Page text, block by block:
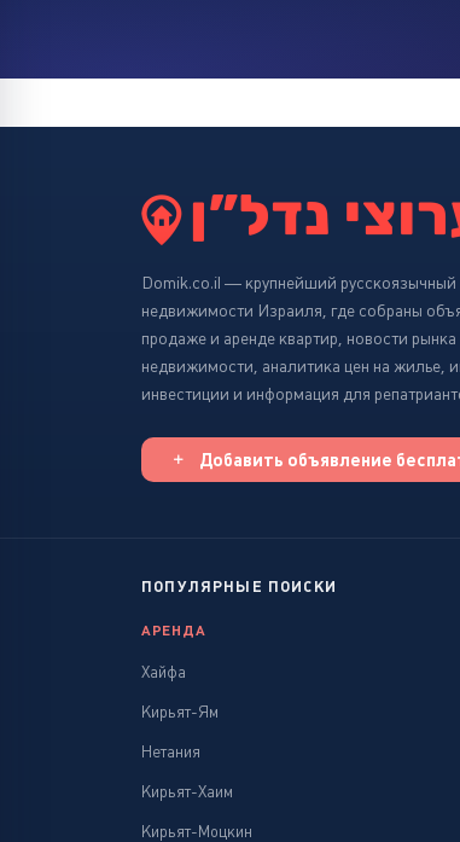
Domik.co.il — крупнейший русскоязычный
недвижимости Израиля, где собраны
продаже и аренде квартир, новости рынка
недвижимости, аналитика цен на жилье,
инвестиции и информация для
Добавить объявление
ПОПУЛЯРНЫЕ ПОИСКИ
АРЕНДА
Хайфа
Кирьят-Ям
Нетания
Кирьят-Хаим
Кирьят-Моцкин